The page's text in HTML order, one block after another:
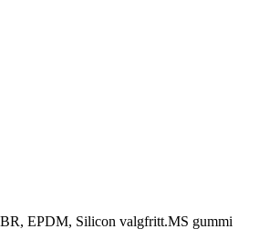
EPDM, Silicon valgfritt.MS gummi